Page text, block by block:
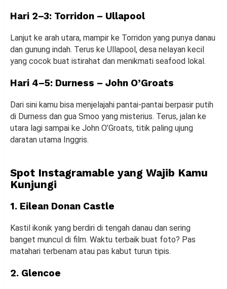
Hari 2–3: Torridon – Ullapool
Lanjut ke arah utara, mampir ke Torridon yang punya danau
dan gunung indah. Terus ke Ullapool, desa nelayan kecil
yang cocok buat istirahat dan menikmati seafood lokal.
Hari 4–5: Durness – John O’Groats
Dari sini kamu bisa menjelajahi pantai-pantai berpasir putih
di Durness dan gua Smoo yang misterius. Terus, jalan ke
utara lagi sampai ke John O’Groats, titik paling ujung
daratan utama Inggris.
Spot Instagramable yang Wajib Kamu
Kunjungi
1. Eilean Donan Castle
Kastil ikonik yang berdiri di tengah danau dan sering
banget muncul di film. Waktu terbaik buat foto? Pas
matahari terbenam atau pas kabut turun tipis.
2. Glencoe